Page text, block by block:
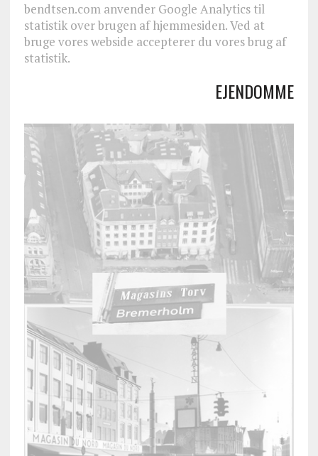
bendtsen.com anvender Google Analytics til
statistik over brugen af hjemmesiden. Ved at
bruge vores webside accepterer du vores brug af
statistik.
EJENDOMME